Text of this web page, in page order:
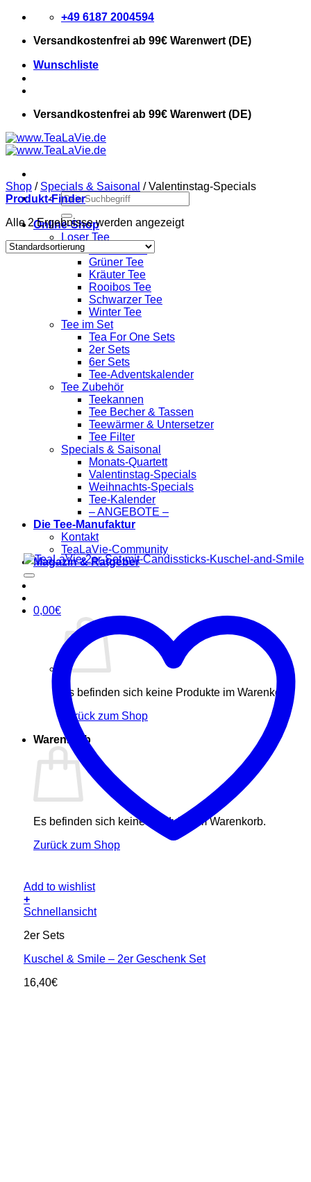
Zum
springen
+49 6187 2004594
Versandkostenfrei ab 99€ Warenwert (DE)
Wunschliste
Versandkostenfrei ab 99€ Warenwert (DE)
Suchen
nach:
Online-Shop
Loser Tee
Früchte Tee
Grüner Tee
Kräuter Tee
Rooibos Tee
Schwarzer Tee
Winter Tee
Tee im Set
Tea For One Sets
2er Sets
6er Sets
Tee-Adventskalender
Tee Zubehör
Teekannen
Tee Becher & Tassen
Teewärmer & Untersetzer
Tee Filter
Specials & Saisonal
Monats-Quartett
Valentinstag-Specials
Weihnachts-Specials
Tee-Kalender
– ANGEBOTE –
Die Tee-Manufaktur
Kontakt
TeaLaVie-Community
Magazin & Ratgeber
0,00€
Es befinden sich keine Produkte im Warenkorb.
Zurück zum Shop
Warenkorb
Es befinden sich keine Produkte im Warenkorb.
Zurück zum Shop
Shop / Specials & Saisonal /Valentinstag-Specials
Produkt-Finder
Alle 2 Ergebnisse werden angezeigt
Add to wishlist
+
Schnellansicht
2er Sets
Kuschel & Smile – 2er Geschenk Set
16,40€